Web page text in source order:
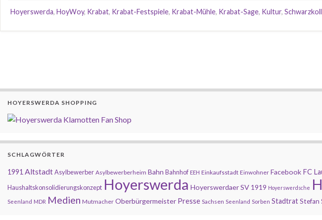
Hoyerswerda, HoyWoy, Krabat, Krabat-Festspiele, Krabat-Mühle, Krabat-Sage, Kultur,
HOYERSWERDA SHOPPING
SCHLAGWÖRTER
1991 AltstadtAsylbewerber Asylbewerberheim Bahn Bahnhof EEH Einkaufsstadt Einwohner Facebook FC
Haushaltskonsolidierungskonzept Hoyerswerda Hoyerswerdaer SV 1919 Hoyerswerdsche
Seenland MDR Medien Mutmacher Oberbürgermeister Presse Sachsen Seenland Sorben StadtratStefan